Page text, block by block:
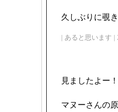
久しぶりに覗
| あると思います |
見ましたよー！
マヌーさんの